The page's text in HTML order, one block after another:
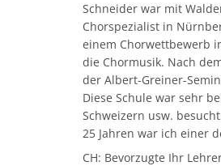
Schneider war mit
Chorspezialist in
einem Chorwettbewerb
die Chormusik. Nach
der Albert-Greiner-
Diese Schule war sehr
Schweizern usw.
25 Jahren war ich einer
CH: Bevorzugte Ihr